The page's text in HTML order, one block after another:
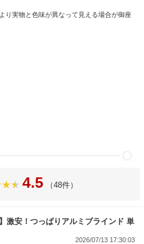
り実物と色味が異なって見える場合が御座
4.5 （48件）
激安！つっぱりアルミブラインド 単
2026/07/13 17:30:03